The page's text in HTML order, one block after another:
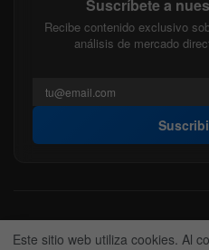
Suscríbete a
Recibe contenido exclusivo
análisis de mercado
Acerca de nosotros Politica
Este sitio web utiliza cookies. Al